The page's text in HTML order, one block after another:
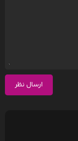
ارسال نظر